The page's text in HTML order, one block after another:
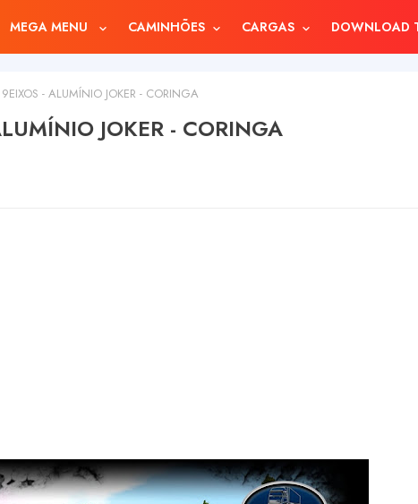
MEGA MENU CAMINHÕES CARGAS DOWNLOAD
- ALUMÍNIO JOKER - CORINGA
JOKER - CORINGA